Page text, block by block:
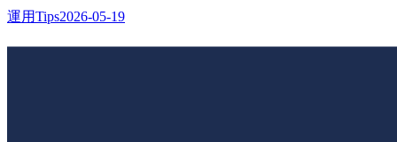
運用Tips2026-05-19